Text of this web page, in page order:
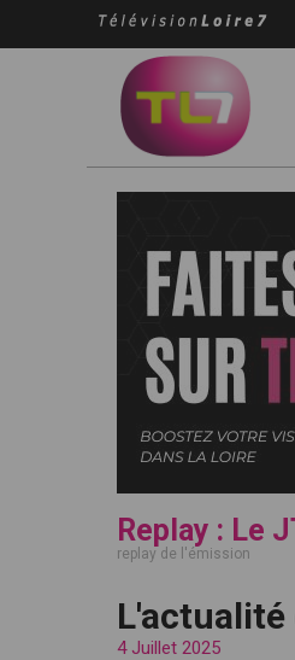
Replay : Le
replay de l'émission
L'actualité
4 Juillet 2025